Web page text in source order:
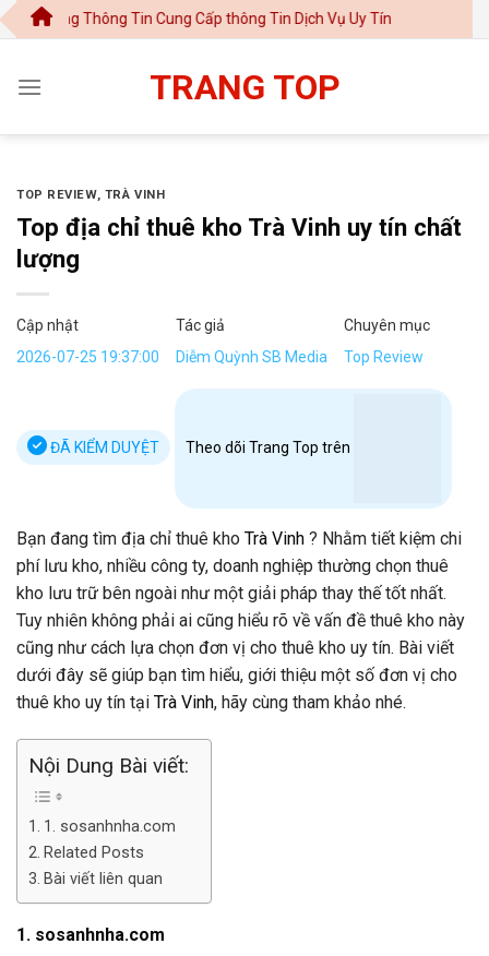
Chuyển
đến
dung
Thông Tin Cung Cấp thông Tin Dịch Vụ Uy Tín
TRANG TOP
TOP REVIEW, TRÀ VINH
Top địa chỉ thuê kho Trà Vinh uy tín chất
lượng
Cập nhật
2026-07-25 19:37:00
Tác giả
Diễm Quỳnh SB Media
Chuyên mục
Top Review
ĐÃ KIỂM DUYỆT Theo dõi Trang Top trên
Bạn đang tìm địa chỉ thuê kho Trà Vinh ? Nhằm tiết kiệm chi
phí lưu kho, nhiều công ty, doanh nghiệp thường chọn thuê
kho lưu trữ bên ngoài như một giải pháp thay thế tốt nhất.
Tuy nhiên không phải ai cũng hiểu rõ về vấn đề thuê kho này
cũng như cách lựa chọn đơn vị cho thuê kho uy tín. Bài viết
dưới đây sẽ giúp bạn tìm hiểu, giới thiệu một số đơn vị cho
thuê kho uy tín tại Trà Vinh, hãy cùng tham khảo nhé.
Nội Dung Bài viết:
1. sosanhnha.com
Related Posts
Bài viết liên quan
1. sosanhnha.com